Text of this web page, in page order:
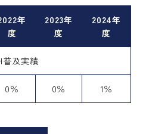
年
度
2023年
度
2024年
度
普及実績
0％ 0％ 1％